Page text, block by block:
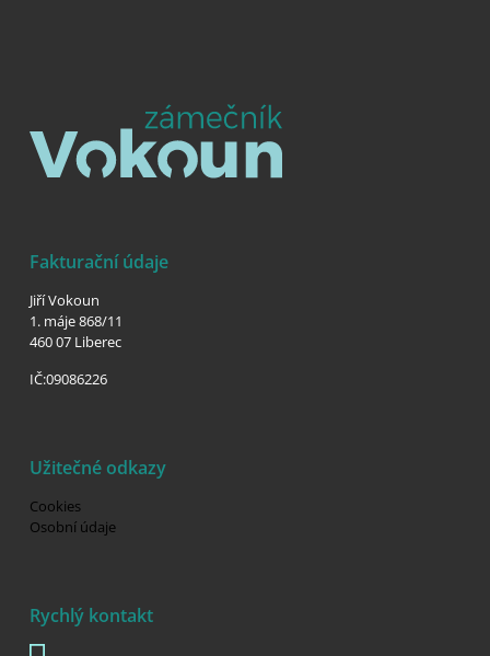
Fakturační údaje
Jiří Vokoun
1. máje 868/11
460 07 Liberec
IČ:09086226
Užitečné odkazy
Cookies
Osobní údaje
Rychlý kontakt